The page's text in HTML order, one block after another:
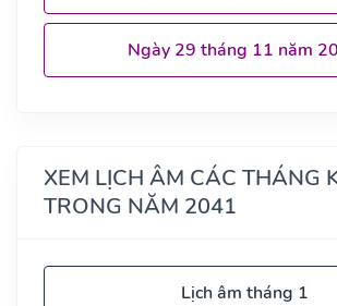
Ngày 29 tháng 11 năm
XEM LỊCH ÂM CÁC THÁNG
TRONG NĂM 2041
Lịch âm tháng 1